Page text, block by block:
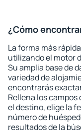
¿Cómo
La forma más
utilizando el motor
Su amplia base de
variedad de
encontrarás
Rellena los
el destino, elige la
número de
resultados de la